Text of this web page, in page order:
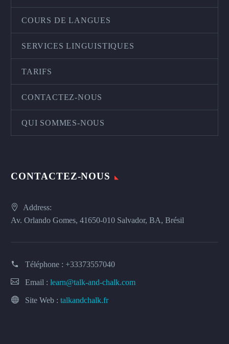
COURS DE LANGUES
SERVICES LINGUISTIQUES
TARIFS
CONTACTEZ-NOUS
QUI SOMMES-NOUS
CONTACTEZ-NOUS
Address:
Av. Orlando Gomes, 41650-010 Salvador, BA, Brésil
Téléphone : +33373557040
Email : learn@talk-and-chalk.com
Site Web : talkandchalk.fr